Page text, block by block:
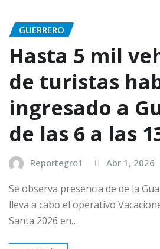
GUERRERO
Hasta 5 mil
de turistas
ingresado a
de las 6 a las
Reportegro1 Abr 1, 2026
Se observa presencia de de la
lleva a cabo el operativo
Santa 2026 en…